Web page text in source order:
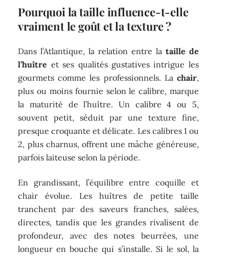
Pourquoi la taille influence-t-elle
vraiment le goût et la texture ?
Dans l’Atlantique, la relation entre la taille de
l’huître et ses qualités gustatives intrigue les
gourmets comme les professionnels. La chair,
plus ou moins fournie selon le calibre, marque
la maturité de l’huître. Un calibre 4 ou 5,
souvent petit, séduit par une texture fine,
presque croquante et délicate. Les calibres 1 ou
2, plus charnus, offrent une mâche généreuse,
parfois laiteuse selon la période.
En grandissant, l’équilibre entre coquille et
chair évolue. Les huîtres de petite taille
tranchent par des saveurs franches, salées,
directes, tandis que les grandes rivalisent de
profondeur, avec des notes beurrées, une
longueur en bouche qui s’installe. Si le sol, la